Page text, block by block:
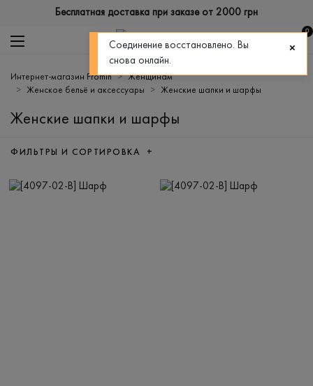
Бесплатная доставка при заказе от 2000 грн
0
Интернет-магазин Promin
Женщинам
Женское бельё и аксессуары
Женские шапки и шарфы
Женские шапки и шарфы
ФИЛЬТРЫ И СОРТИРОВКА +
Соединение восстановлено. Вы
снова онлайн.